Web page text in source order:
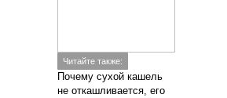
Читайте также:
Почему сухой кашель
не откашливается, его